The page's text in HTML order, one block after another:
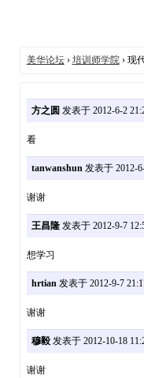
美华论坛› 培训师学院› 现
方之圆 发表于 2012-6-2
看
tanwanshun发表于 2012-
谢谢
王昌隆发表于 2012-9-7
想学习
hrtian发表于 2012-9-7
谢谢
穆毅发表于 2012-10-18
谢谢